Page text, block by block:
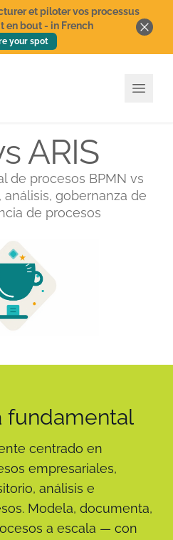
et piloter vos processus
en bout - in French
your spot
ARIS
de procesos BPMN vs
gobernanza de
de procesos
fundamental
centrado en
empresariales,
análisis e
Modela, documenta,
a escala — con